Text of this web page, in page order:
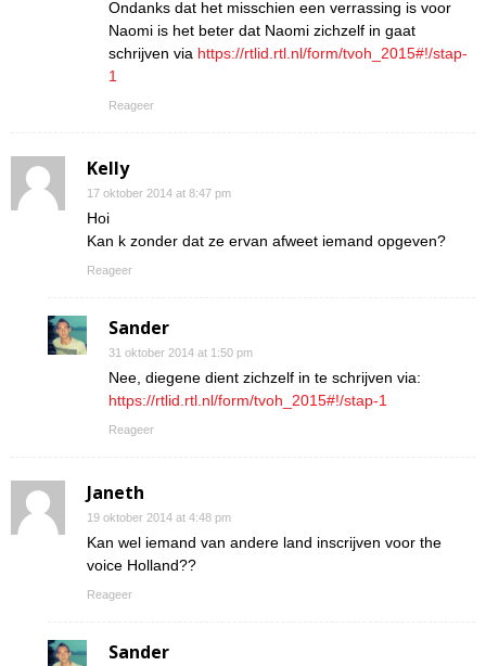
Ondanks dat het misschien een verrassing is voor
Naomi is het beter dat Naomi zichzelf in gaat
schrijven via https://rtlid.rtl.nl/form/tvoh_2015#!/stap-
1
Reageer
Kelly
17 oktober 2014 at 8:47 pm
Hoi
Kan k zonder dat ze ervan afweet iemand opgeven?
Reageer
Sander
31 oktober 2014 at 1:50 pm
Nee, diegene dient zichzelf in te schrijven via:
https://rtlid.rtl.nl/form/tvoh_2015#!/stap-1
Reageer
Janeth
19 oktober 2014 at 4:48 pm
Kan wel iemand van andere land inscrijven voor the
voice Holland??
Reageer
Sander